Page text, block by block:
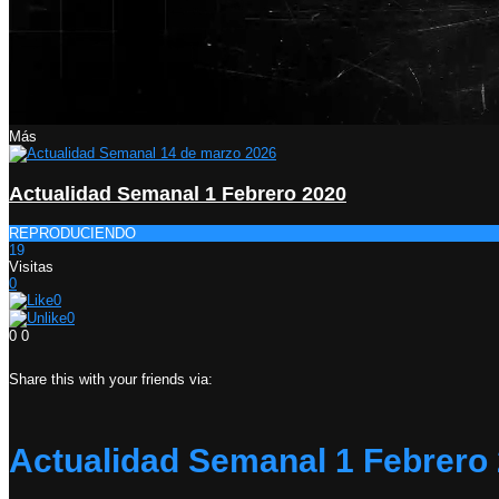
Más
Actualidad Semanal 1 Febrero 2020
REPRODUCIENDO
19
Visitas
0
0
0
0 0
Share this with your friends via:
Actualidad Semanal 1 Febrero